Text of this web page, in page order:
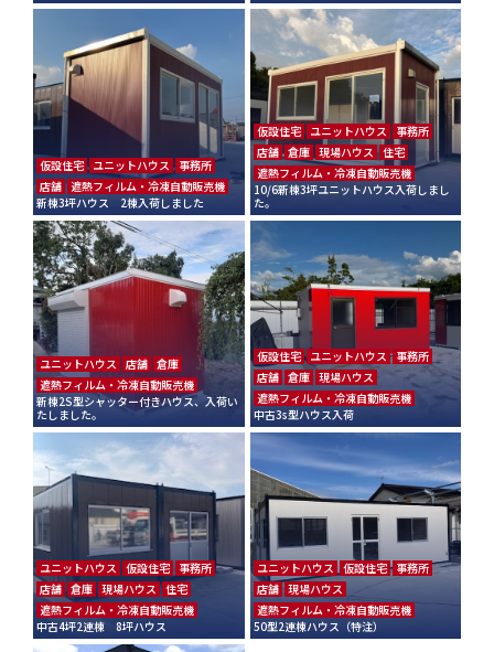
仮設住宅 ユニットハウス
事務所
店舗 遮熱フィルム・冷凍自動販売機
新棟3坪ハウス 2棟入荷しました
仮設住宅 ユニットハウス
事務所
店舗 倉庫 現場ハウス 住宅
遮熱フィルム・冷凍自動販売機
10/6新棟3坪ユニットハウス入荷しまし
た。
ユニットハウス 店舗 倉庫
遮熱フィルム・冷凍自動販売機
新棟2S型シャッター付きハウス、入荷い
たしました。
仮設住宅 ユニットハウス
事務所
店舗 倉庫 現場ハウス
遮熱フィルム・冷凍自動販売機
中古3s型ハウス入荷
ユニットハウス 仮設住宅 事務所
店舗 倉庫 現場ハウス 住宅
遮熱フィルム・冷凍自動販売機
中古4坪2連棟 8坪ハウス
ユニットハウス 仮設住宅
事務所
店舗 現場ハウス
遮熱フィルム・冷凍自動販売機
50型2連棟ハウス（特注）